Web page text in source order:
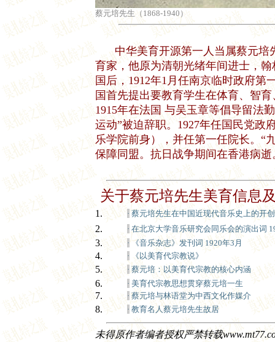
蔡元培先生（1868-1940）
中华美育开源第一人当属蔡元培
育家，他原为清朝光绪年间进士，
国后，1912年1月任南京临时政府
国首先提出要教育学生在体育、智
1915年在法国 与吴玉章等倡导留法
运动”被迫辞职。1927年任国民党政
乐学院前身），并任第一任院长。“
保障同盟。抗日战争期间在香港病逝
关于蔡元培先生美育信息
1. ·蔡元培先生在中国近现代音乐史上的开
2. · 在北京大学音乐研究会同乐会的演出词
3. · 《音乐杂志》发刊词 1920年3月
4. · 《以美育代宗教说》
5. · 蔡元培：以美育代宗教的核心内涵
6. · 美育代宗教思想贯穿蔡元培一生
7. · 蔡元培与林语堂为中西文化作媒介
8. · 教育名人蔡元培先生故居
未得原作者编者授权严禁转载